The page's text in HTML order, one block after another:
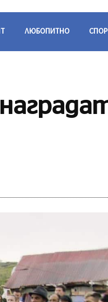
ЛЮБОПИТНО